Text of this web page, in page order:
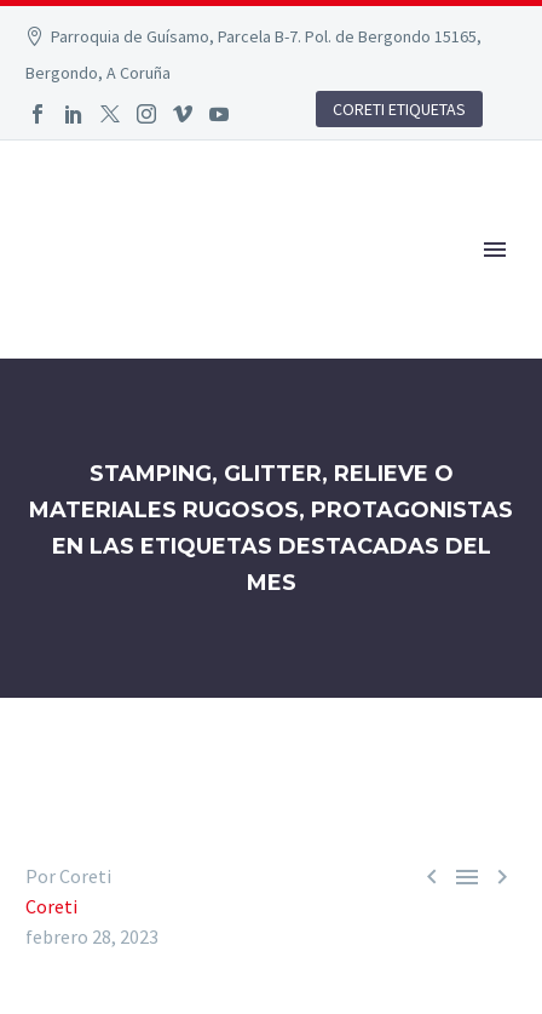
Parroquia de Guísamo, Parcela B-7. Pol. de Bergondo 15165,
Bergondo, A Coruña
CORETI ETIQUETAS
STAMPING, GLITTER, RELIEVE O
MATERIALES RUGOSOS, PROTAGONISTAS
EN LAS ETIQUETAS DESTACADAS DEL
MES
  
Por Coreti
Coreti
febrero 28, 2023